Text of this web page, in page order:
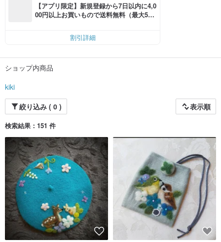
【アプリ限定】新規登録から7日以内に4,0
00円以上お買いもので送料無料（最大500
割引詳細
ショップ内商品
kiki
絞り込み ( 0 )
表示順
検索結果：151 件